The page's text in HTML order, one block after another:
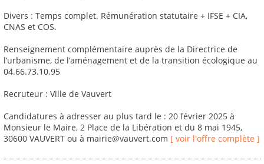
Divers : Temps complet. Rémunération statutaire + IFSE + CIA,
CNAS et COS.
Renseignement complémentaire auprès de la Directrice de
l’urbanisme, de l’aménagement et de la transition écologique au
04.66.73.10.95
Recruteur : Ville de Vauvert
Candidatures à adresser au plus tard le : 20 février 2025 à
Monsieur le Maire, 2 Place de la Libération et du 8 mai 1945,
30600 VAUVERT ou à mairie@vauvert.com [ voir l'offre complète ]